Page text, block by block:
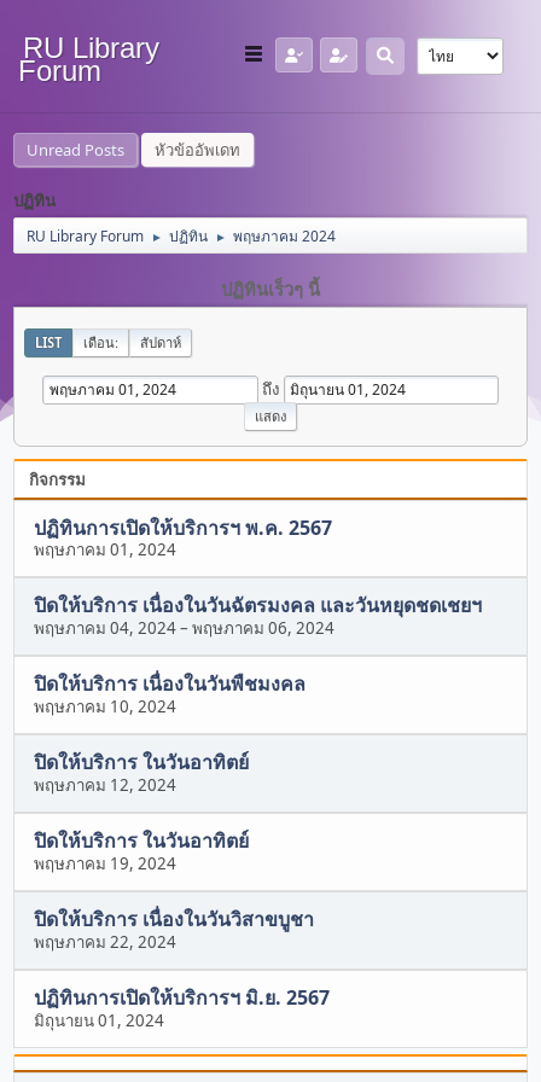
RU Library
Forum
Unread Posts หัวข้ออัพเดท
ปฏิทิน
RU Library Forum ► ปฏิทิน ► พฤษภาคม 2024
ปฏิทินเร็วๆ นี้
LIST เดือน: สัปดาห์
ถึง
กิจกรรม
ปฏิทินการเปิดให้บริการฯ พ.ค. 2567
พฤษภาคม 01, 2024
ปิดให้บริการ เนื่องในวันฉัตรมงคล และวันหยุดชดเชยฯ
พฤษภาคม 04, 2024–พฤษภาคม 06, 2024
ปิดให้บริการ เนื่องในวันพืชมงคล
พฤษภาคม 10, 2024
ปิดให้บริการ ในวันอาทิตย์
พฤษภาคม 12, 2024
ปิดให้บริการ ในวันอาทิตย์
พฤษภาคม 19, 2024
ปิดให้บริการ เนื่องในวันวิสาขบูชา
พฤษภาคม 22, 2024
ปฏิทินการเปิดให้บริการฯ มิ.ย. 2567
มิถุนายน 01, 2024